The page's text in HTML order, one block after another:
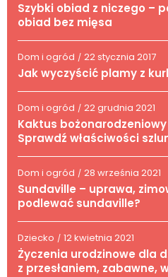
Szybki obiad z niczego –
obiad bez mięsa
Dom i ogród / 22 stycznia 2017
Jak wyczyścić plamy z
Dom i ogród / 22 grudnia 2021
Kaktus
Sprawdź właściwości
Dom i ogród / 28 września 2021
Sundaville – uprawa,
podlewać sundaville?
Dziecko / 12 kwietnia 2021
Życzenia urodzinowe dla
z przesłaniem, zabawne,